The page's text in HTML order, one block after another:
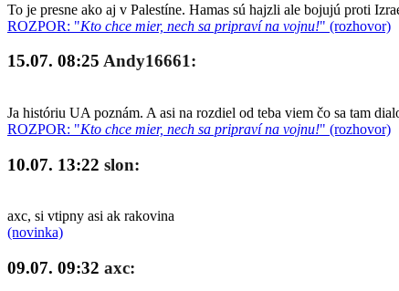
To je presne ako aj v Palestíne. Hamas sú hajzli ale bojujú proti
ROZPOR: "Kto chce mier, nech sa pripraví na vojnu!" (rozhovor)
15.07. 08:25 Andy16661:
Ja históriu UA poznám. A asi na rozdiel od teba viem čo sa tam
ROZPOR: "Kto chce mier, nech sa pripraví na vojnu!" (rozhovor)
10.07. 13:22 slon:
axc, si vtipny asi ak rakovina
(novinka)
09.07. 09:32 axc: